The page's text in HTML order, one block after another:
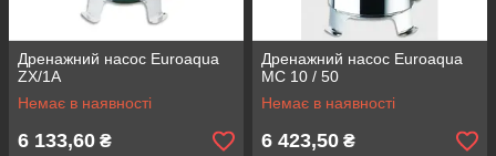
Дренажний насос Euroaqua
ZX/1A
Немає в наявності
6 133,60 ₴
Дренажний насос Euroaqua
MC 10 / 50
Немає в наявності
6 423,50 ₴